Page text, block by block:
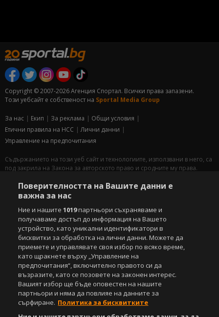
Copyright © 2007-2026 Агенция Спортал. Всички права запазени.
Този уебсайт е собственост на Sportal Media Group
За нас Екип За рекламa
Общи условия
Етични правила на НСС
Лични данни
Управление на предпочитания
Съдържанието на този уеб сайт и технологиите, използвани в него, са
под закрила на Закона за авторското право и сродните му права.
видео материали, публикувани в сайта, са собственост на Агенция
Спортал, освен ако изрично е посочено друго. Допуска се
Агенция Спортал, посочване на източника и добавяне на линк към
www.sportal.bg. Използването на графични и видео материали,
публикувани в сайта, е строго забранено. Нарушителите ще бъдат
санкционирани с цялата строгост на закона.
СвалиБЕЗПЛАТНОТОприложение за:
Android
Powered by:
Поверителността на Вашите данни е
важна за нас
Ние и нашите1019партньори съхраняваме и
получаваме достъп до информация на Вашето
устройство, като уникални идентификатори в
бисквитки за обработка на лични данни. Можете да
приемете и управлявате своя избор по всяко време,
като щракнете върху „Управление на
предпочитания“, включително правото си да
възразите, като се позовете на законен интерес.
Вашият избор ще бъде оповестен на нашите
партньори и няма да повлияе на данните за
сърфиране. Политика за бисквитките